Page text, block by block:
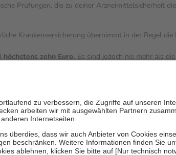
Prüfungen, die zu deiner Arzneimittelsicherheit
Krankenversicherung übernimmt in der Regel
höchstens zehn Euro. Es sind jedoch nie mehr als
fallen keine Zuzahlungenan bei: